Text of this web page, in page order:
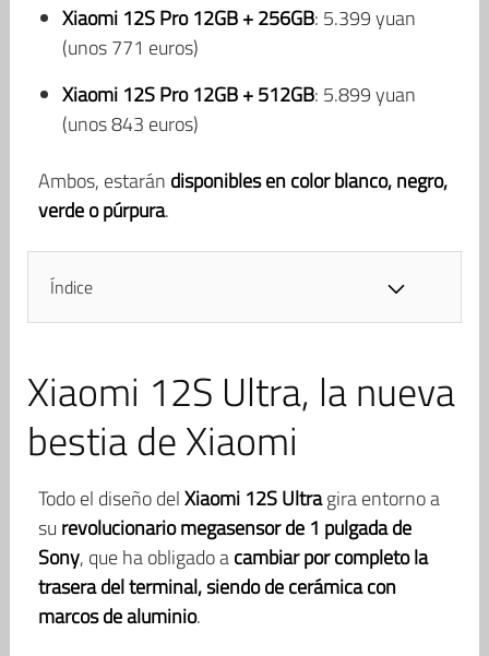
Xiaomi 12S Pro 12GB + 256GB: 5.399 yuan
(unos 771 euros)
Xiaomi 12S Pro 12GB + 512GB: 5.899 yuan
(unos 843 euros)
Ambos, estarán disponiblesen color blanco, negro,
verde o púrpura.
Índice
Xiaomi 12S Ultra, la nueva
bestia de Xiaomi
Todo el diseño delXiaomi 12S Ultragira entorno a
su revolucionario megasensor de 1 pulgada de
Sony, que ha obligado acambiar por completo la
trasera del terminal, siendo de cerámica con
marcos de aluminio.